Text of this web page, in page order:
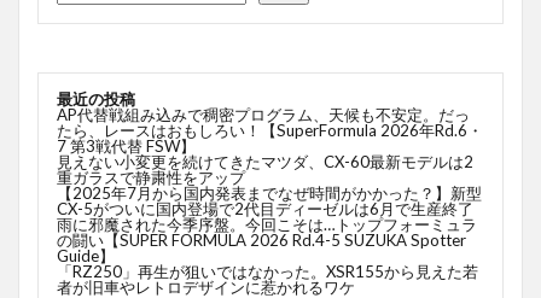
最近の投稿
AP代替戦組み込みで稠密プログラム、天候も不安定。だっ
たら、レースはおもしろい！【SuperFormula 2026年Rd.6・
7 第3戦代替 FSW】
見えない小変更を続けてきたマツダ、CX-60最新モデルは2
重ガラスで静粛性をアップ
【2025年7月から国内発表までなぜ時間がかかった？】新型
CX-5がついに国内登場で2代目ディーゼルは6月で生産終了
雨に邪魔された今季序盤。今回こそは…トップフォーミュラ
の闘い【SUPER FORMULA 2026 Rd.4-5 SUZUKA Spotter
Guide】
「RZ250」再生が狙いではなかった。XSR155から見えた若
者が旧車やレトロデザインに惹かれるワケ